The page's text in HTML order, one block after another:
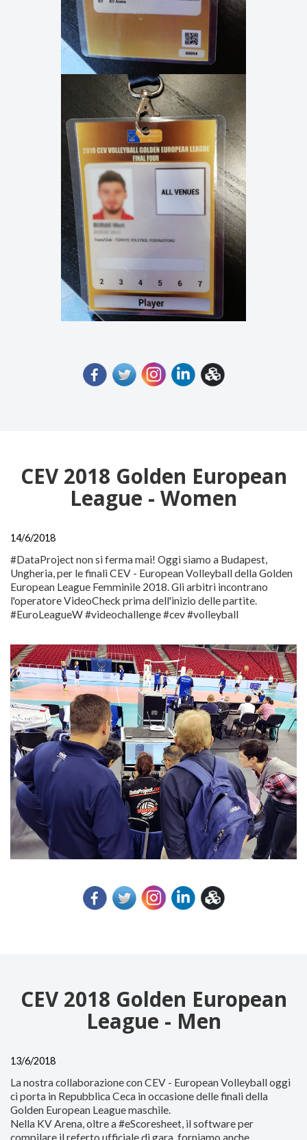
CEV 2018 Golden European
League - Women
14/6/2018
#DataProject non si ferma mai! Oggi siamo a Budapest,
Ungheria, per le finali CEV - European Volleyball della Golden
European League Femminile 2018. Gli arbitri incontrano
l'operatore VideoCheck prima dell'inizio delle partite.
#EuroLeagueW #videochallenge #cev #volleyball
CEV 2018 Golden European
League - Men
13/6/2018
La nostra collaborazione con CEV - European Volleyball oggi
ci porta in Repubblica Ceca in occasione delle finali della
Golden European League maschile.
Nella KV Arena, oltre a #eScoresheet, il software per
compilare il referto ufficiale di gara, forniamo anche